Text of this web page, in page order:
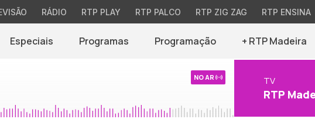
RÁDIO RTP PLAY RTP PALCO RTP ZIG ZAG RTP ENSINA
Especiais Programas Programação + RTP Madeira
NO AR TV
RTP